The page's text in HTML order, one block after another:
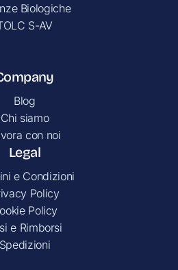
Biologiche
S-AV
Blog
Chi siamo
con noi
Legal
e Condizioni
Policy
Policy
e Rimborsi
Spedizioni